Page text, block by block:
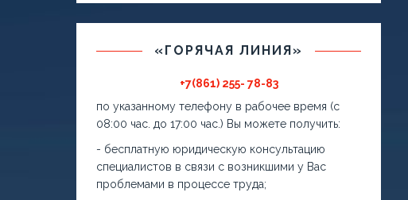
«ГОРЯЧАЯ ЛИНИЯ»
+7(861) 255- 78-83
по указанному телефону в рабочее время (с
08:00 час. до 17:00 час.) Вы можете получить:
- бесплатную юридическую консультацию
специалистов в связи с возникшими у Вас
проблемами в процессе труда;